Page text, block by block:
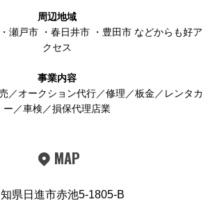
周辺地域
・ 瀬戸市 ・ 春日井市 ・ 豊田市 などからも好ア
クセス
事業内容
／オークション代行／修理／板金／レンタカ
ー／車検／損保代理店業
MAP
県日進市赤池5-1805-B